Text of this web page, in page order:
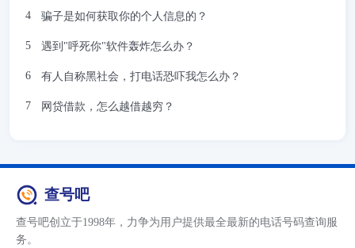
骗子是如何获取你的个人信息的？
遇到"呼死你"软件轰炸怎么办？
有人自称黑社会，打电话恐吓我怎么办？
网贷借款，怎么越借越穷？
查号吧
查号吧创立于1998年，力争为用户提供最全最新的电话号码查询服
务。